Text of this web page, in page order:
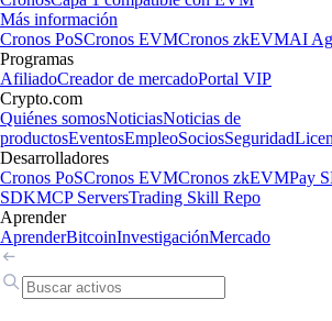
Más información
Cronos PoSCronos EVMCronos zkEVMAI
Programas
AfiliadoCreador de mercadoPortal VIP
Crypto.com
Quiénes somosNoticiasNoticias de
productosEventosEmpleoSociosSeguridad
Desarrolladores
Cronos PoSCronos EVMCronos zkEVMPay
SDKMCP ServersTrading Skill Repo
Aprender
AprenderBitcoinInvestigaciónMercado